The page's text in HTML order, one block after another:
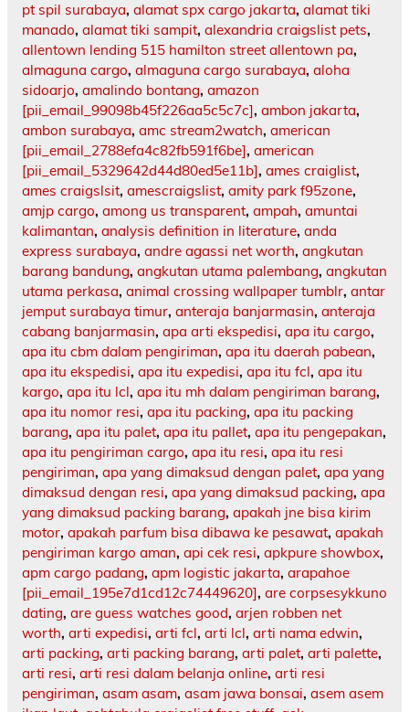
pt spil surabaya, alamat spx cargo jakarta, alamat tiki
manado, alamat tiki sampit, alexandria craigslist pets,
allentown lending 515 hamilton street allentown pa,
almaguna cargo, almaguna cargo surabaya, aloha
sidoarjo, amalindo bontang, amazon
[pii_email_99098b45f226aa5c5c7c], ambon jakarta,
ambon surabaya, amc stream2watch, american
[pii_email_2788efa4c82fb591f6be], american
[pii_email_5329642d44d80ed5e11b], ames craiglist,
ames craigslsit, amescraigslist, amity park f95zone,
amjp cargo, among us transparent, ampah, amuntai
kalimantan, analysis definition in literature, anda
express surabaya, andre agassi net worth, angkutan
barang bandung, angkutan utama palembang, angkutan
utama perkasa, animal crossing wallpaper tumblr, antar
jemput surabaya timur, anteraja banjarmasin, anteraja
cabang banjarmasin, apa arti ekspedisi, apa itu cargo,
apa itu cbm dalam pengiriman, apa itu daerah pabean,
apa itu ekspedisi, apa itu expedisi, apa itu fcl, apa itu
kargo, apa itu lcl, apa itu mh dalam pengiriman barang,
apa itu nomor resi, apa itu packing, apa itu packing
barang, apa itu palet, apa itu pallet, apa itu pengepakan,
apa itu pengiriman cargo, apa itu resi, apa itu resi
pengiriman, apa yang dimaksud dengan palet, apa yang
dimaksud dengan resi, apa yang dimaksud packing, apa
yang dimaksud packing barang, apakah jne bisa kirim
motor, apakah parfum bisa dibawa ke pesawat, apakah
pengiriman kargo aman, api cek resi, apkpure showbox,
apm cargo padang, apm logistic jakarta, arapahoe
[pii_email_195e7d1cd12c74449620], are corpsesykkuno
dating, are guess watches good, arjen robben net
worth, arti expedisi, arti fcl, arti lcl, arti nama edwin,
arti packing, arti packing barang, arti palet, arti palette,
arti resi, arti resi dalam belanja online, arti resi
pengiriman, asam asam, asam jawa bonsai, asem asem